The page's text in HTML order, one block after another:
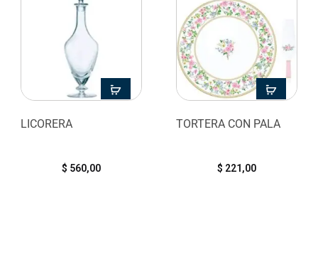
LICORERA
$ 560,00
TORTERA CON PALA
$ 221,00